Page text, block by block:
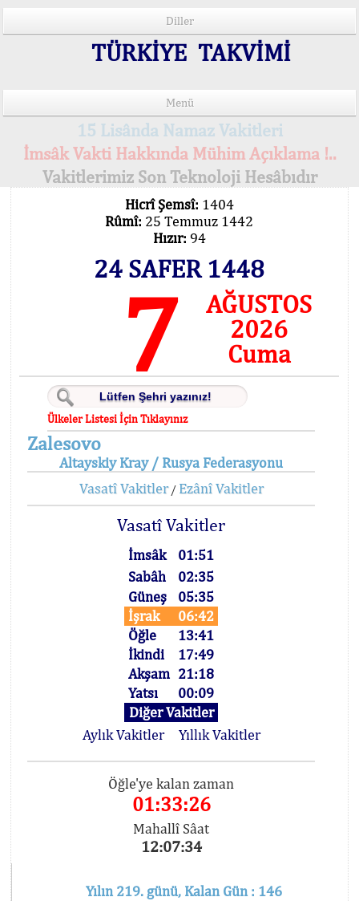
Diller
TÜRKİYE TAKVİMİ
Menü
15 Lisânda Namaz Vakitleri
İmsâk Vakti Hakkında Mühim Açıklama !..
Vakitlerimiz Son Teknoloji Hesâbıdır
Hicrî Şemsî: 1404
Rûmî: 25 Temmuz 1442
Hızır: 94
24 SAFER 1448
7
AĞUSTOS
2026
Cuma
Ülkeler Listesi İçin Tıklayınız
Zalesovo
Altayskiy Kray / Rusya Federasyonu
Vasatî Vakitler/ Ezânî Vakitler
Vasatî Vakitler
İmsâk
01:51
Sabâh
02:35
Güneş
05:35
İşrak
06:42
Öğle
13:41
İkindi
17:49
Akşam 21:18
Yatsı
00:09
Diğer Vakitler
Aylık Vakitler
Yıllık Vakitler
Öğle'ye kalan zaman
01:33:25
Mahallî Sâat
12:07:35
Yılın 219. günü, Kalan Gün : 146